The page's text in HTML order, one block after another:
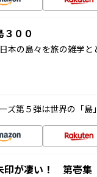
３００
本の島々を旅の雑学と
ズ第５弾は世界の「島
印が凄い！ 第壱